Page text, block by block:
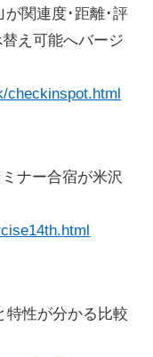
が関連度･距離･評
え可能へバージ
checkinspot.html
ナー合宿が米沢
特性が分かる比較